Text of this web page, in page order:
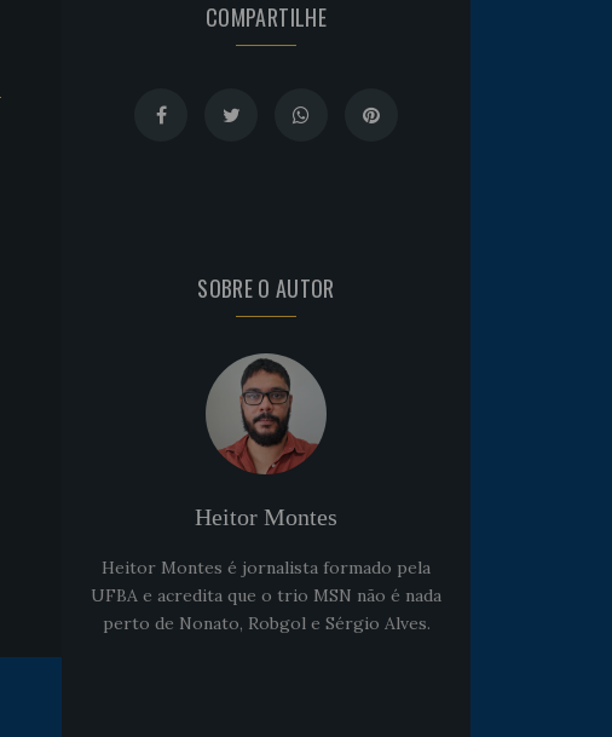
Goleiro Douglas Friedrich
fica em observação após
sofrer um corte no rosto
COMPARTILHE
SOBRE O AUTOR
Heitor Montes
Heitor Montes é jornalista formado pela
UFBA e acredita que o trio MSN não é nada
perto de Nonato, Robgol e Sérgio Alves.